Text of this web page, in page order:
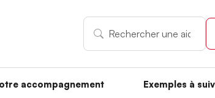
accompagnement Exemples à